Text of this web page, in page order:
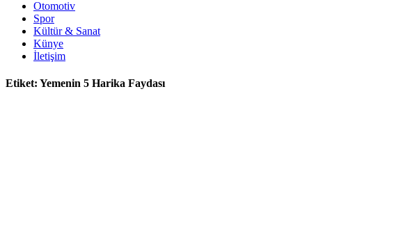
Otomotiv
Spor
Kültür & Sanat
Künye
İletişim
Etiket: Yemenin 5 Harika Faydası